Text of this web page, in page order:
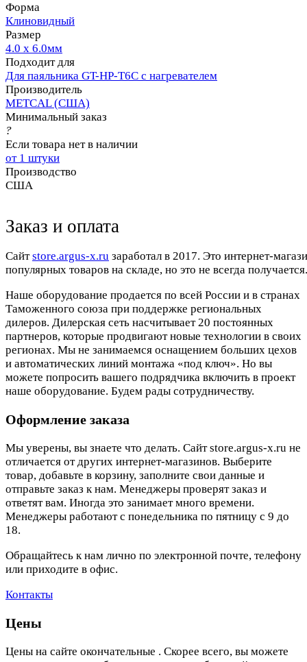
Форма
Клиновидный
Размер
4.0 x 6.0мм
Подходит для
Для паяльника GT-HP-T6С с нагревателем
Производитель
METCAL (США)
Минимальный заказ
?
Если товара нет в наличии
от 1 штуки
Производство
США
Заказ и оплата
Cайтstore.argus-x.ru заработал в 2017. Это интернет-
популярных товаров на складе, но это не всегда
Наше оборудование продается по всей России и в странах
Таможенного союза при поддержке региональных
дилеров. Дилерская сеть насчитывает 20 постоянных
партнеров, которые продвигают новые технологии в своих
регионах. Мы не занимаемся оснащением больших цехов
и автоматических линий монтажа «под ключ». Но вы
можете попросить вашего подрядчика включить в проект
наше оборудование. Будем рады сотрудничеству.
Оформление заказа
Мы уверены, вы знаете что делать. Сайт store.argus-x.ru не
отличается от других интернет-магазинов. Выберите
товар, добавьте в корзину, заполните свои данные и
отправьте заказ к нам. Менеджеры проверят заказ и
ответят вам. Иногда это занимает много времени.
Менеджеры работают с понедельника по пятницу с 9 до
18.
Обращайтесь к нам лично по электронной почте, телефону
или приходите в офис.
Контакты
Цены
Цены на сайте окончательные . Скорее всего, вы можете